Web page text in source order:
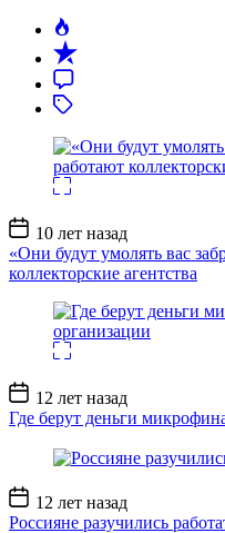
Дата
записи
10 лет назад
«Они будут умолять вас
коллекторские агентства
Дата
записи
12 лет назад
Где берут деньги
Дата
записи
12 лет назад
Россияне разучились